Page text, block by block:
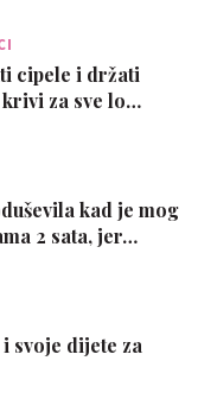
cipele i držati
za sve lo…
kad je mog
2 sata, jer…
svoje dijete za